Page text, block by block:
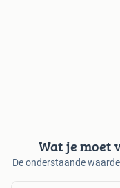
Wat je moet
De onderstaande